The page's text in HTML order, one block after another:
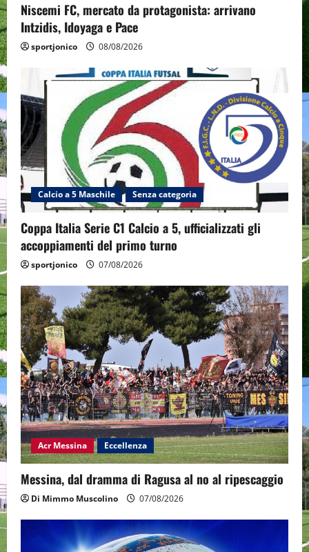
Niscemi FC, mercato da protagonista: arrivano
Intzidis, Idoyaga e Pace
sportjonico 08/08/2026
Calcio a 5 Maschile Senza categoria
Coppa Italia Serie C1 Calcio a 5, ufficializzati gli
accoppiamenti del primo turno
sportjonico 07/08/2026
Acr Messina Eccellenza
Messina, dal dramma di Ragusa al no al ripescaggio
Di Mimmo Muscolino 07/08/2026